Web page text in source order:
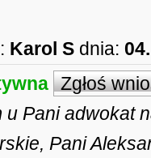
Karol S dnia:
Zgłoś
u Pani adwokat
Pani